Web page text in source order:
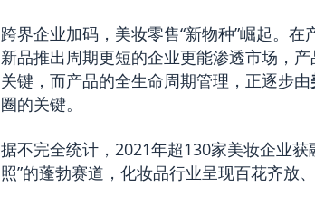
跨界企业加码，美妆零售“新物种”崛起。
新品推出周期更短的企业更能渗透市场，
关键，而产品的全生命周期管理，正逐步由
圈的关键。
据不完全统计，2021年超130家美妆企业
照”的蓬勃赛道，化妆品行业呈现百花齐放